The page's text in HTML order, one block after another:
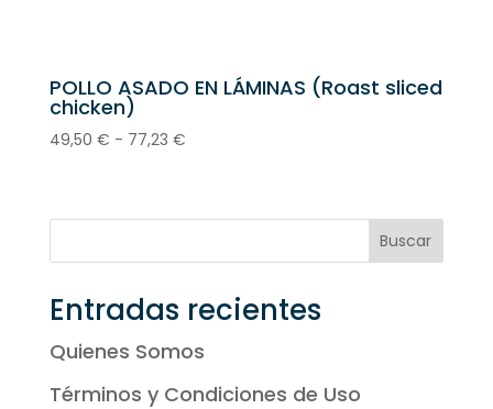
POLLO ASADO EN LÁMINAS (Roast sliced
chicken)
49,50 € - 77,23 €Rango
desde
hasta
Buscar
Entradas recientes
Quienes Somos
Términos y Condiciones de Uso